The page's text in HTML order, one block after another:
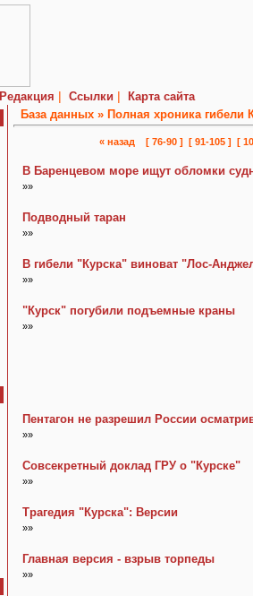
Редакция | Ссылки |
Карта сайта
База данных » Полная хроника гибели
« назад [ 76-90 ] [ 91-105 ] [
В Баренцевом море ищут обломки
»»
Подводный таран
»»
В гибели "Курска" виноват "Лос-
»»
"Курск" погубили подъемные краны
»»
Пентагон не разрешил России
»»
Совсекретный доклад ГРУ о "Курске"
»»
Трагедия "Курска": Версии
»»
Главная версия - взрыв торпеды
»»